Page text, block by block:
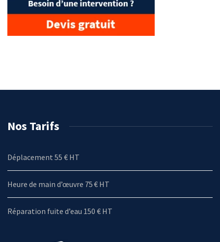
Nos Tarifs
Déplacement 55 € HT
Heure de main d’œuvre 75 € HT
Réparation fuite d’eau 150 € HT